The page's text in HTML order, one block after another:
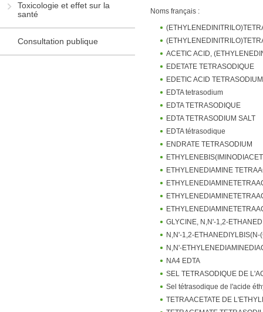
Toxicologie et effet sur la
santé
Consultation publique
Noms français :
ACETIC ACID,
EDETATE TETRASODIQUE
EDETIC ACID
EDTA tetrasodium
EDTA TETRASODIQUE
EDTA TETRASODIUM SALT
EDTA tétrasodique
ENDRATE TETRASODIUM
ETHYLENEDIAMINE
GLYCINE, N,N'-1,2-
N,N'-1,2-
N,N'-
NA4 EDTA
SEL TETRASODIQUE DE
Sel tétrasodique de l'acide
TETRAACETATE DE